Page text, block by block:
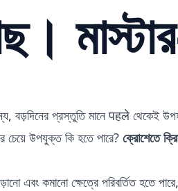
বড়দিনের প্রস্তুতি মানে पहले থেকেই
চেয়ে উপযুক্ত কি হতে পারে? ক্রোশেতে
এবং কমানো ক্ষেত্রে পরিবর্তিত হতে